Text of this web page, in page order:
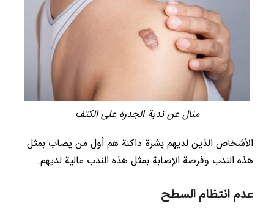
مثال عن ندبة الجدرة على الكتف
الأشخاص الذين لديهم بشرة داكنة هم أول من يصاب بمثل
هذه الندب وفرصة الإصابة بمثل هذه الندب عالية لديهم.
عدم انتظام السطح